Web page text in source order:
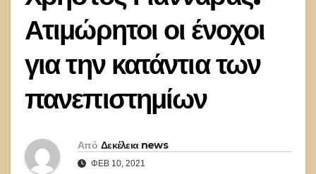
Ατιμώρητοι οι ένοχοι
για την κατάντια των
πανεπιστημίων
Από Δεκέλεια news
ΦΕΒ 10, 2021